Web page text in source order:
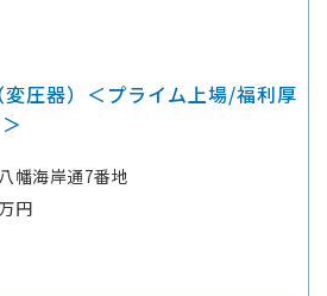
変圧器）＜プライム上場/福利厚
幡海岸通7番地
万円